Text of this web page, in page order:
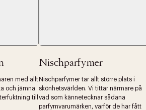
med allt
och jämna
till
Nischparfymer
Nischparfymer tar allt större plats i
skönhetsvärlden. Vi tittar närmare på
vad som kännetecknar sådana
parfymvarumärken, varför de har fått